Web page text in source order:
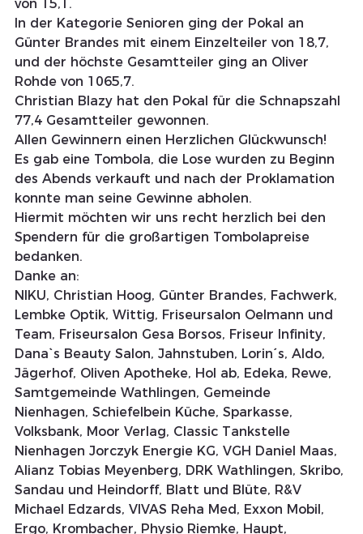
von 15,1.
In der Kategorie Senioren ging der Pokal an
Günter Brandes mit einem Einzelteiler von 18,7,
und der höchste Gesamtteiler ging an Oliver
Rohde von 1065,7.
Christian Blazy hat den Pokal für die Schnapszahl
77,4 Gesamtteiler gewonnen.
Allen Gewinnern einen Herzlichen Glückwunsch!
Es gab eine Tombola, die Lose wurden zu Beginn
des Abends verkauft und nach der Proklamation
konnte man seine Gewinne abholen.
Hiermit möchten wir uns recht herzlich bei den
Spendern für die großartigen Tombolapreise
bedanken.
Danke an:
NIKU, Christian Hoog, Günter Brandes, Fachwerk,
Lembke Optik, Wittig, Friseursalon Oelmann und
Team, Friseursalon Gesa Borsos, Friseur Infinity,
Dana`s Beauty Salon, Jahnstuben, Lorin´s, Aldo,
Jägerhof, Oliven Apotheke, Hol ab, Edeka, Rewe,
Samtgemeinde Wathlingen, Gemeinde
Nienhagen, Schiefelbein Küche, Sparkasse,
Volksbank, Moor Verlag, Classic Tankstelle
Nienhagen Jorczyk Energie KG, VGH Daniel Maas,
Alianz Tobias Meyenberg, DRK Wathlingen, Skribo,
Sandau und Heindorff, Blatt und Blüte, R&V
Michael Edzards, VIVAS Reha Med, Exxon Mobil,
Ergo, Krombacher, Physio Riemke, Haupt,